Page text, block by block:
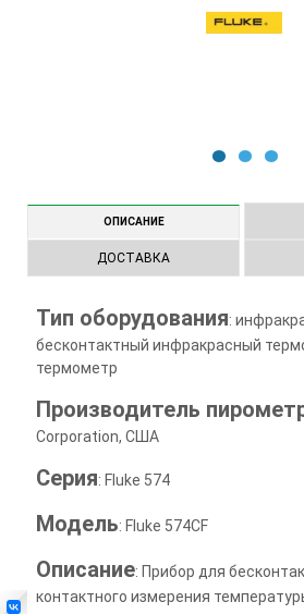
ОПИСАНИЕ
ДОСТАВКА
Тип оборудования:
бесконтактный инфракрасный
термометр
Производитель
Corporation, США
Серия: Fluke 574
Модель: Fluke 574CF
Описание: Прибор для
контактного измерения